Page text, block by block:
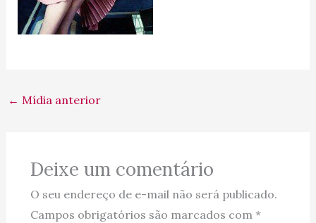
← Mídia anterior
Deixe um comentário
O seu endereço de e-mail não será publicado.
Campos obrigatórios são marcados com *